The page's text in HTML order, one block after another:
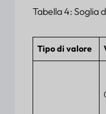
Tabella 4: Soglia
Tipo di valore